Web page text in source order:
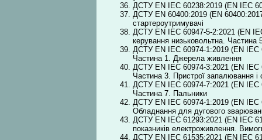
ДСТУ EN ІЕС 60238:2019 (EN ІЕС
ДСТУ EN 60400:2019 (EN
стартероутримувачі
ДСТУ EN IEC 60947-5-2:2021 (EN
керування низьковольтна. Частина
ДСТУ EN IEC 60974-1:2019 (EN IEC
Частина 1. Джерела живлення
ДСТУ EN IEC 60974-3:2021 (EN IEC
Частина 3. Пристрої запалювання і
ДСТУ EN IEC 60974-7:2021 (EN IEC
Частина 7. Пальники
ДСТУ EN IEC 60974-1:2019 (EN
Обладнання для дугового
ДСТУ EN IEC 61293:2021 (EN IEC
показників електроживлення.
ДСТУ EN IEC 61535:2021 (EN IEC